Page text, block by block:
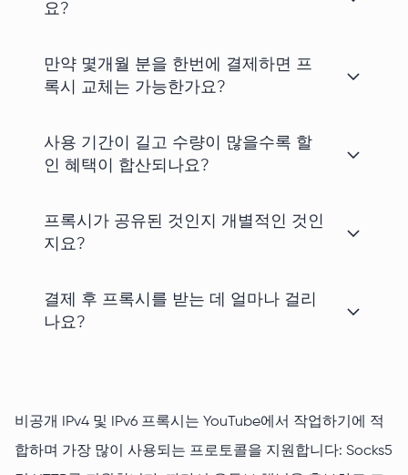
요?
만약 몇개월 분을 한번에 결제하면 프
록시 교체는 가능한가요?
사용 기간이 길고 수량이 많을수록 할
인 혜택이 합산되나요?
프록시가 공유된 것인지 개별적인 것인
지요?
결제 후 프록시를 받는 데 얼마나 걸리
나요?
비공개 IPv4 및 IPv6 프록시는 YouTube에서 작업하기에 적
합하며 가장 많이 사용되는 프로토콜을 지원합니다: Socks5